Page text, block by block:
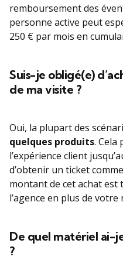
remboursement des
personne active peut
250 € par mois en
Suis-je obligé(e)
de ma visite ?
Oui, la plupart des
quelques produits. Cela
l’expérience client
d’obtenir un ticket
montant de cet achat
l’agence en plus de
De quel matériel ai-
?